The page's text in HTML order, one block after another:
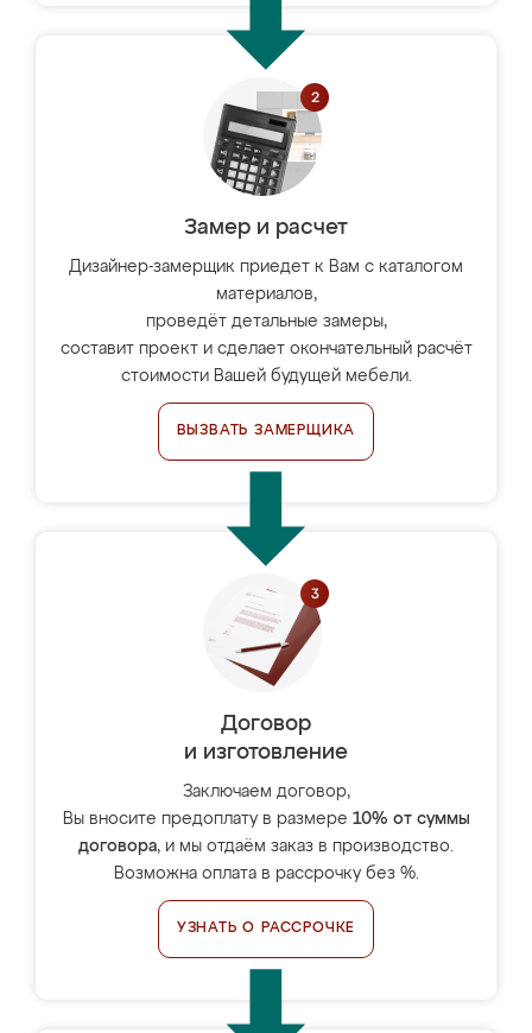
Замер и расчет
Дизайнер-замерщик приедет к Вам с каталогом
материалов,
проведёт детальные замеры,
составит проект и сделает окончательный расчёт
стоимости Вашей будущей мебели.
ВЫЗВАТЬ ЗАМЕРЩИКА
Договор
и изготовление
Заключаем договор,
Вы вносите предоплату в размере 10% от суммы
договора, и мы отдаём заказ в производство.
Возможна оплата в рассрочку без %.
УЗНАТЬ О РАССРОЧКЕ